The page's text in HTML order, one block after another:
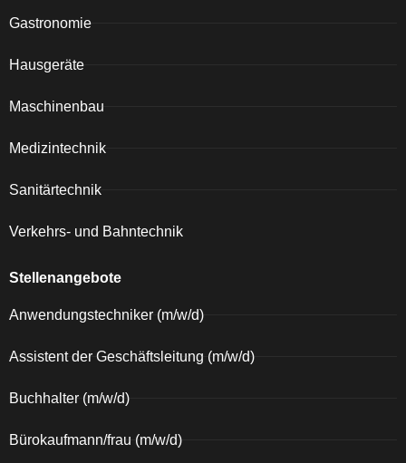
Gastronomie
Hausgeräte
Maschinenbau
Medizintechnik
Sanitärtechnik
Verkehrs- und Bahntechnik
Stellenangebote
Anwendungstechniker (m/w/d)
Assistent der Geschäftsleitung (m/w/d)
Buchhalter (m/w/d)
Bürokaufmann/frau (m/w/d)